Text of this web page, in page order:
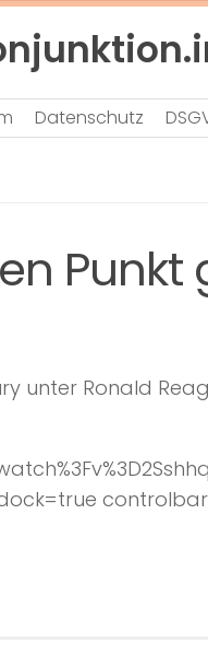
Datenschutz
unter Ronald